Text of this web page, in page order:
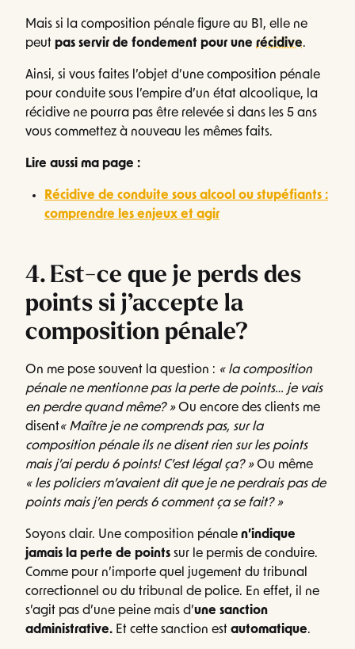
Mais si la composition pénale figure au B1, elle ne
peut pas servir de fondement pour une récidive.
Ainsi, si vous faites l’objet d’une composition pénale
pour conduite sous l’empire d’un état alcoolique, la
récidive ne pourra pas être relevée si dans les 5 ans
vous commettez à nouveau les mêmes faits.
Lire aussi ma page :
Récidive de conduite sous alcool ou stupéfiants :
comprendre les enjeux et agir
4. Est-ce que je perds des
points si j’accepte la
composition pénale?
On me pose souvent la question : « la composition
pénale ne mentionne pas la perte de points… je vais
en perdre quand même? »Ou encore des clients me
disent« Maître je ne comprends pas, sur la
composition pénale ils ne disent rien sur les points
mais j’ai perdu 6 points! C’est légal ça? »Ou même
« les policiers m’avaient dit que je ne perdrais pas de
points mais j’en perds 6 comment ça se fait? »
Soyons clair. Une composition pénale n’indique
jamais la perte de points sur le permis de conduire.
Comme pour n’importe quel jugement du tribunal
correctionnel ou du tribunal de police. En effet, il ne
s’agit pas d’une peine mais d’une sanction
administrative. Et cette sanction est automatique.